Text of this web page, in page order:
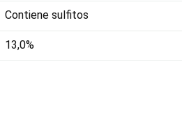
Contiene sulfitos
13,0%